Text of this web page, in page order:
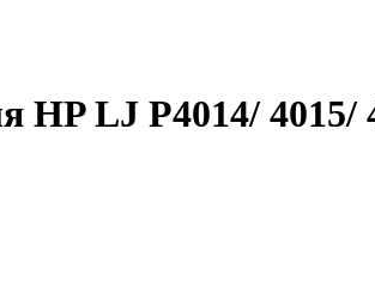
LJ P4014/ 4015/